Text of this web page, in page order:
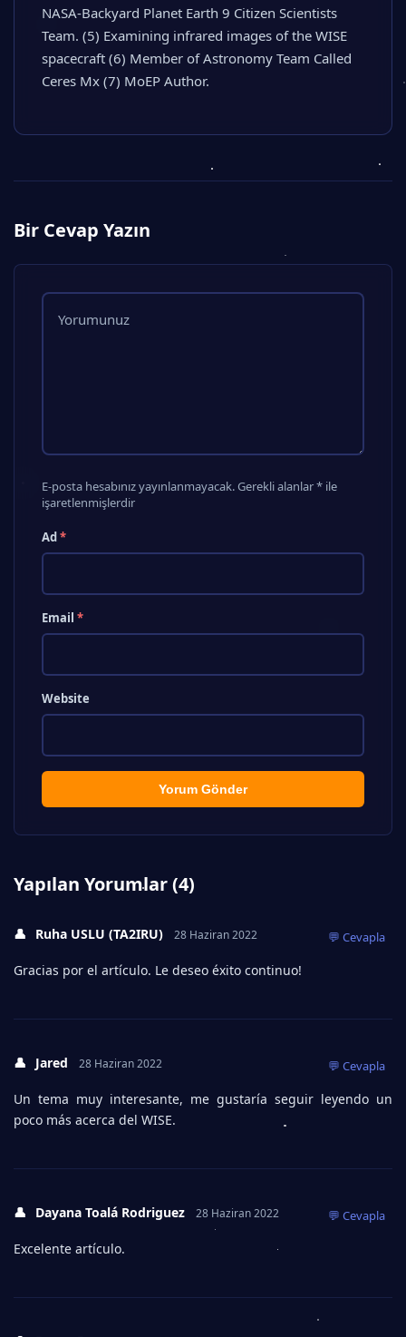
NASA-Backyard Planet Earth 9 Citizen Scientists
Team. (5) Examining infrared images of the WISE
spacecraft (6) Member of Astronomy Team Called
Ceres Mx (7) MoEP Author.
Bir Cevap Yazın
E-posta hesabınız yayınlanmayacak. Gerekli alanlar * ile
işaretlenmişlerdir
Ad*
Email *
Website
Yorum Gönder
Yapılan Yorumlar (4)
👤 Ruha USLU (TA2IRU) 28 Haziran 2022 💬 Cevapla
Gracias por el artículo. Le deseo éxito continuo!
👤 Jared 28 Haziran 2022 💬 Cevapla
Un tema muy interesante, me gustaría seguir leyendo un
poco más acerca del WISE.
👤 Dayana Toalá Rodriguez 28 Haziran 2022 💬 Cevapla
Excelente artículo.